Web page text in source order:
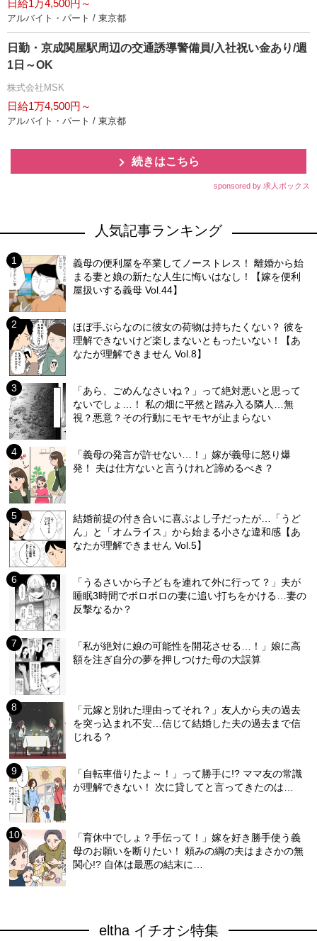
日給1万4,500円～
アルバイト・パート / 東京都
日勤・京成関屋駅周辺の交通誘導警備員/入社祝い金あり/週
1日～OK
株式会社MSK
日給1万4,500円～
アルバイト・パート / 東京都
続きはこちら
sponsored by 求人ボックス
人気記事ランキング
義母の便利屋を卒業してノーストレス！ 離婚から始
まる妻と娘の新たな人生に悔いはなし！【嫁を便利
屋扱いする義母 Vol.44】
ほぼ手ぶらなのに彼女の荷物は持ちたくない？ 彼を
理解できないけど楽しまないともったいない！【あ
なたが理解できません Vol.8】
「あら、ごめんなさいね？」って絶対悪いと思って
ないでしょ…！ 私の畑に平然と踏み入る隣人…無
視？悪意？その行動にモヤモヤが止まらない
「義母の発言が許せない…！」嫁が義母に怒り爆
発！ 夫は仕方ないと言うけれど諦めるべき？
結婚前提の付き合いに喜ぶよし子だったが…「うど
ん」と「オムライス」から始まる小さな違和感【あ
なたが理解できません Vol.5】
「うるさいから子どもを連れて外に行って？」夫が
睡眠3時間でボロボロの妻に追い打ちをかける…妻の
反撃なるか？
「私が絶対に娘の可能性を開花させる…！」娘に高
額を注ぎ自分の夢を押しつけた母の大誤算
「元嫁と別れた理由ってそれ？」友人から夫の過去
を突っ込まれ不安…信じて結婚した夫の過去まで信
じれる？
「自転車借りたよ～！」って勝手に!? ママ友の常識
が理解できない！ 次に貸してと言ってきたのは…
「育休中でしょ？手伝って！」嫁を好き勝手使う義
母のお願いを断りたい！ 頼みの綱の夫はまさかの無
関心!? 自体は最悪の結末に…
eltha イチオシ特集